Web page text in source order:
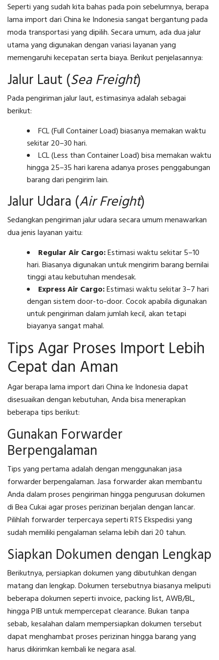
Seperti yang sudah kita bahas pada poin sebelumnya,berapa
lama import dari China ke Indonesiasangat bergantung pada
moda transportasi yang dipilih. Secara umum, ada dua jalur
utama yang digunakan dengan variasi layanan yang
memengaruhi kecepatan serta biaya. Berikut penjelasannya:
Jalur Laut (Sea Freight)
Pada pengiriman jalur laut, estimasinya adalah sebagai
berikut:
FCL (Full Container Load) biasanya memakan waktu
sekitar 20–30 hari.
LCL (Less than Container Load) bisa memakan waktu
hingga 25–35 hari karena adanya proses penggabungan
barang dari pengirim lain.
Jalur Udara (Air Freight)
Sedangkan pengiriman jalur udara secara umum menawarkan
dua jenis layanan yaitu:
Regular Air Cargo:Estimasi waktu sekitar 5–10
hari. Biasanya digunakan untuk mengirim barang bernilai
tinggi atau kebutuhan mendesak.
Express Air Cargo:Estimasi waktu sekitar 3–7 hari
dengan sistem door-to-door. Cocok apabila digunakan
untuk pengiriman dalam jumlah kecil, akan tetapi
biayanya sangat mahal.
Tips Agar Proses Import Lebih
Cepat dan Aman
Agarberapa lama import dari China ke Indonesiadapat
disesuaikan dengan kebutuhan, Anda bisa menerapkan
beberapa tips berikut:
Gunakan Forwarder
Berpengalaman
Tips yang pertama adalah dengan menggunakan jasa
forwarder berpengalaman. Jasa forwarder akan membantu
Anda dalam proses pengiriman hingga pengurusan dokumen
di Bea Cukai agar proses perizinan berjalan dengan lancar.
Pilihlah forwarder terpercaya seperti RTS Ekspedisi yang
sudah memiliki pengalaman selama lebih dari 20 tahun.
Siapkan Dokumen dengan Lengkap
Berikutnya, persiapkan dokumen yang dibutuhkan dengan
matang dan lengkap. Dokumen tersebutnya biasanya meliputi
beberapa dokumen seperti invoice, packing list, AWB/BL,
hingga PIB untuk mempercepat clearance. Bukan tanpa
sebab, kesalahan dalam mempersiapkan dokumen tersebut
dapat menghambat proses perizinan hingga barang yang
harus dikirimkan kembali ke negara asal.